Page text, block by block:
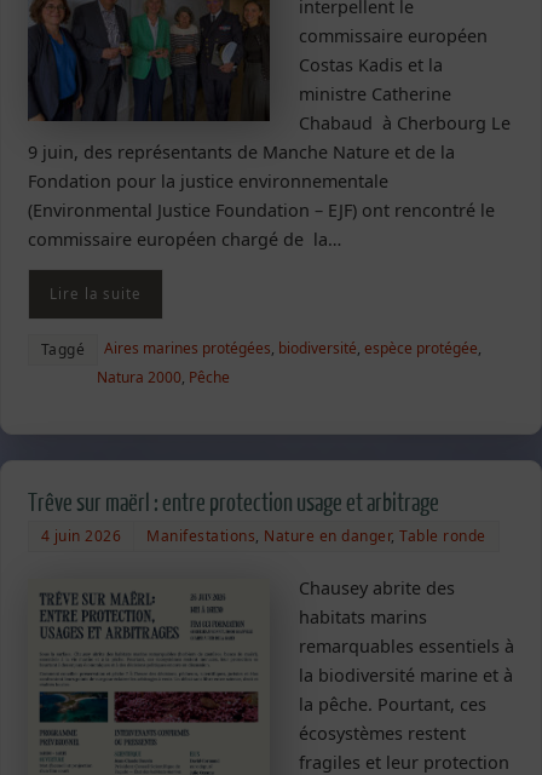
interpellent le
commissaire européen
Costas Kadis et la
ministre Catherine
Chabaud à Cherbourg Le
9 juin, des représentants de Manche Nature et de la
Fondation pour la justice environnementale
(Environmental Justice Foundation – EJF) ont rencontré le
commissaire européen chargé de la…
Lire la suite
Taggé Aires marines protégées, biodiversité,espèce protégée,
Natura 2000, Pêche
Trêve sur maërl : entre protection usage et arbitrage
4 juin 2026 Manifestations, Nature en danger,Table ronde
Chausey abrite des
habitats marins
remarquables essentiels à
la biodiversité marine et à
la pêche. Pourtant, ces
écosystèmes restent
fragiles et leur protection